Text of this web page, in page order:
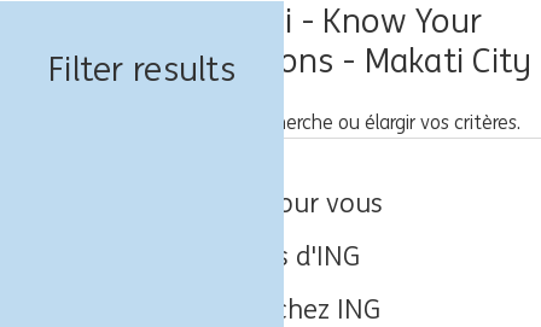
Filter results
Offres d'emploi - Know Your
Customer Operations - Makati City
Veuillez saisir une nouvelle recherche ou élargir vos critères.
Emplois pour vous
À propos d'ING
Travailler chez ING